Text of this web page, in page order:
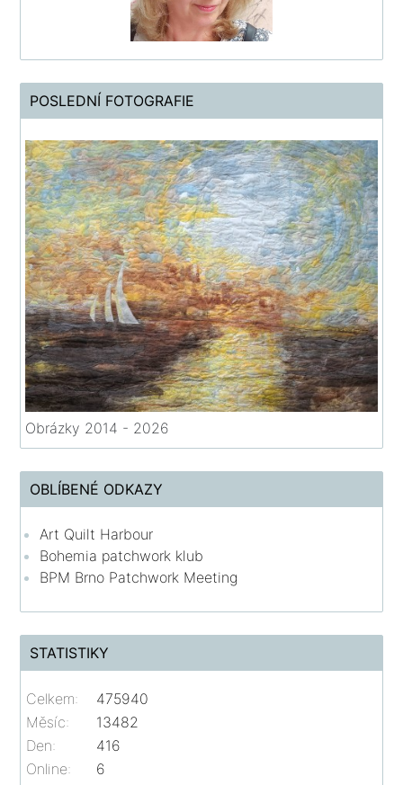
POSLEDNÍ FOTOGRAFIE
Obrázky 2014 - 2026
OBLÍBENÉ ODKAZY
Art Quilt Harbour
Bohemia patchwork klub
BPM Brno Patchwork Meeting
STATISTIKY
Online: 6
Celkem:
475940
Měsíc:
13482
Den:
416